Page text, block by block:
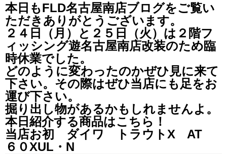
本日もFLD名古屋南店ブログをご覧い
ただきありがとうございます。
２４日（月）と２５日（火）は２階フ
ィッシング遊名古屋南店改装のため臨
時休業でした。
どのように変わったのかぜひ見に来て
下さい。その際はぜひ当店にも足をお
運び下さい。
掘り出し物があるかもしれませんよ。
本日紹介する商品はこちら！
当店お初 ダイワ トラウトX AT
６０XUL・N